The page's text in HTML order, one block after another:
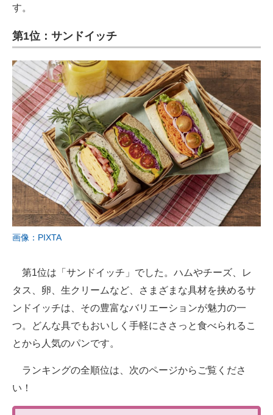
す。
第1位：サンドイッチ
画像：PIXTA
第1位は「サンドイッチ」でした。ハムやチーズ、レ
タス、卵、生クリームなど、さまざまな具材を挟めるサ
ンドイッチは、その豊富なバリエーションが魅力の一
つ。どんな具でもおいしく手軽にささっと食べられるこ
とから人気のパンです。
ランキングの全順位は、次のページからご覧くださ
い！